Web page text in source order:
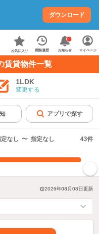
ダウンロード
お気に入り 閲覧履歴 お知らせ マイページ
賃貸物件一覧
1LDK
変更する
アプリで探す
なし 〜 指定なし 43件
2026年08月08日更新